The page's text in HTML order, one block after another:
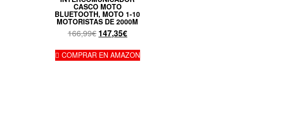
CASCO MOTO
BLUETOOTH, MOTO 1-10
MOTORISTAS DE 2000M
166,99€ El
original
147,35€El
actual
COMPRAR EN AMAZON